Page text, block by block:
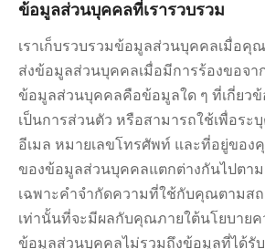
ข้อมูลส่วนบุคคลที่เรารวบรวม
เราเก็บรวบรวมข้อมูลส่วนบุคคลเมื่อคุ
ส่งข้อมูลส่วนบุคคลเมื่อมีการร้องขอจา
ข้อมูลส่วนบุคคลคือข้อมูลใด ๆ ที่เกี่ยว
เป็นการส่วนตัว หรือสามารถใช้เพื่อระ
อีเมล หมายเลขโทรศัพท์ และที่อยู่ของ
ของข้อมูลส่วนบุคคลแตกต่างกันไปตาม
เฉพาะคำจำกัดความที่ใช้กับคุณตามส
เท่านั้นที่จะมีผลกับคุณภายใต้นโยบาย
ข้อมูลส่วนบุคคลไม่รวมถึงข้อมูลที่ได้รั